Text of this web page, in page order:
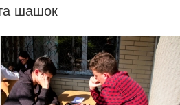
шашок